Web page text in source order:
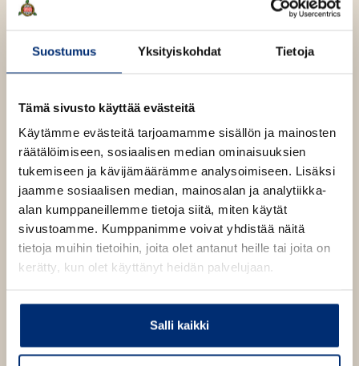
Suostumus Yksityiskohdat Tietoja
Tämä sivusto käyttää evästeitä
Käytämme evästeitä tarjoamamme sisällön ja mainosten
räätälöimiseen, sosiaalisen median ominaisuuksien
tukemiseen ja kävijämäärämme analysoimiseen. Lisäksi
jaamme sosiaalisen median, mainosalan ja analytiikka-
alan kumppaneillemme tietoja siitä, miten käytät
sivustoamme. Kumppanimme voivat yhdistää näitä
tietoja muihin tietoihin, joita olet antanut heille tai joita on
kerätty, kun olet käyttänyt heidän palvelujaan.
Salli kaikki
e
Lue lisää tekijästä
A
i
i
d
g
r
e
n
Ilon Wikland
l
n
W
k
l
n
d
O
h
i
t
k
v
O
h
i
t
k
v